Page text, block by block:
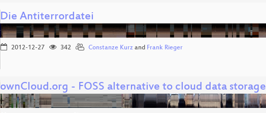
Die Antiterrordatei
2012-12-27 342 Constanze Kurz and Frank Rieger
ownCloud.org - FOSS alternative to cloud data storage